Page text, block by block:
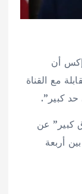
أن
مع القناة
حد كبير”.
كبير” عن
أربعة